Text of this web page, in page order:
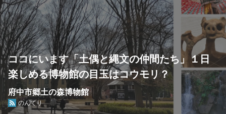
ココにいます「土偶と縄文の仲間たち」１日
楽しめる博物館の目玉はコウモリ？
府中市郷土の森博物館
のんてり